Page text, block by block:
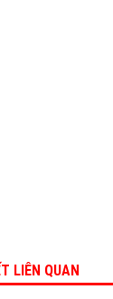
LIÊN QUAN